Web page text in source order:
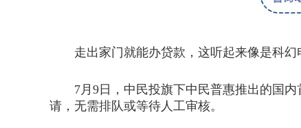
走出家门就能办贷款，这听起来像是科幻
7月9日，中民投旗下中民普惠推出的国内
请，无需排队或等待人工审核。